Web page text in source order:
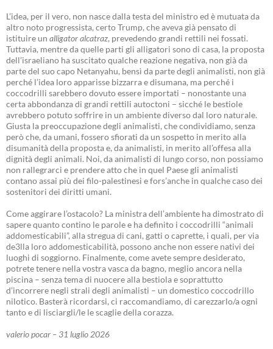
L’idea, per il vero, non nasce dalla testa del ministro ed è mutuata da
altro noto progressista, certo Trump, che aveva già pensato di
istituire un alligator alcatraz, prevedendo grandi rettili nei fossati.
Tuttavia, mentre da quelle parti gli alligatori sono di casa, la proposta
dell’israeliano ha suscitato qualche reazione negativa, non già da
parte del suo capo Netanyahu, bensì da parte degli animalisti, non già
perché l’idea loro apparisse bizzarra e disumana, ma perché i
coccodrilli sarebbero dovuto essere importati – nonostante una
certa abbondanza di grandi rettili autoctoni – sicché le bestiole
avrebbero potuto soffrire in un ambiente diverso dal loro naturale.
Giusta la preoccupazione degli animalisti, che condividiamo, senza
però che, da umani, fossero sfiorati da un sospetto in merito alla
disumanità della proposta e, da animalisti, in merito all’offesa alla
dignità degli animali. Noi, da animalisti di lungo corso, non possiamo
non rallegrarci e prendere atto che in quel Paese gli animalisti
contano assai più dei filo-palestinesi e fors’anche in qualche caso dei
sostenitori dei diritti umani.
Come aggirare l’ostacolo? La ministra dell’ambiente ha dimostrato di
sapere quanto contino le parole e ha definito i coccodrilli “animali
addomesticabili”, alla stregua di cani, gatti o caprette, i quali, per via
de3lla loro addomesticabilità, possono anche non essere nativi dei
luoghi di soggiorno. Finalmente, come avete sempre desiderato,
potrete tenere nella vostra vasca da bagno, meglio ancora nella
piscina – senza tema di nuocere alla bestiola e soprattutto
d’incorrere negli strali degli animalisti – un domestico coccodrillo
nilotico. Basterà ricordarsi, ci raccomandiamo, di carezzarlo/a ogni
tanto e di lisciargli/le le scaglie della corazza.
valerio pocar – 31 luglio 2026